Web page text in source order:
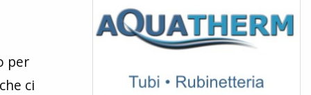
per
ci